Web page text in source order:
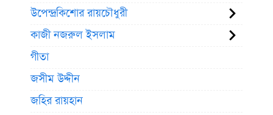
উপেন্দ্রকিশোর রায়চৌধুরী
কাজী নজরুল ইসলাম
গীতা
জসীম উদ্দীন
জহির রায়হান